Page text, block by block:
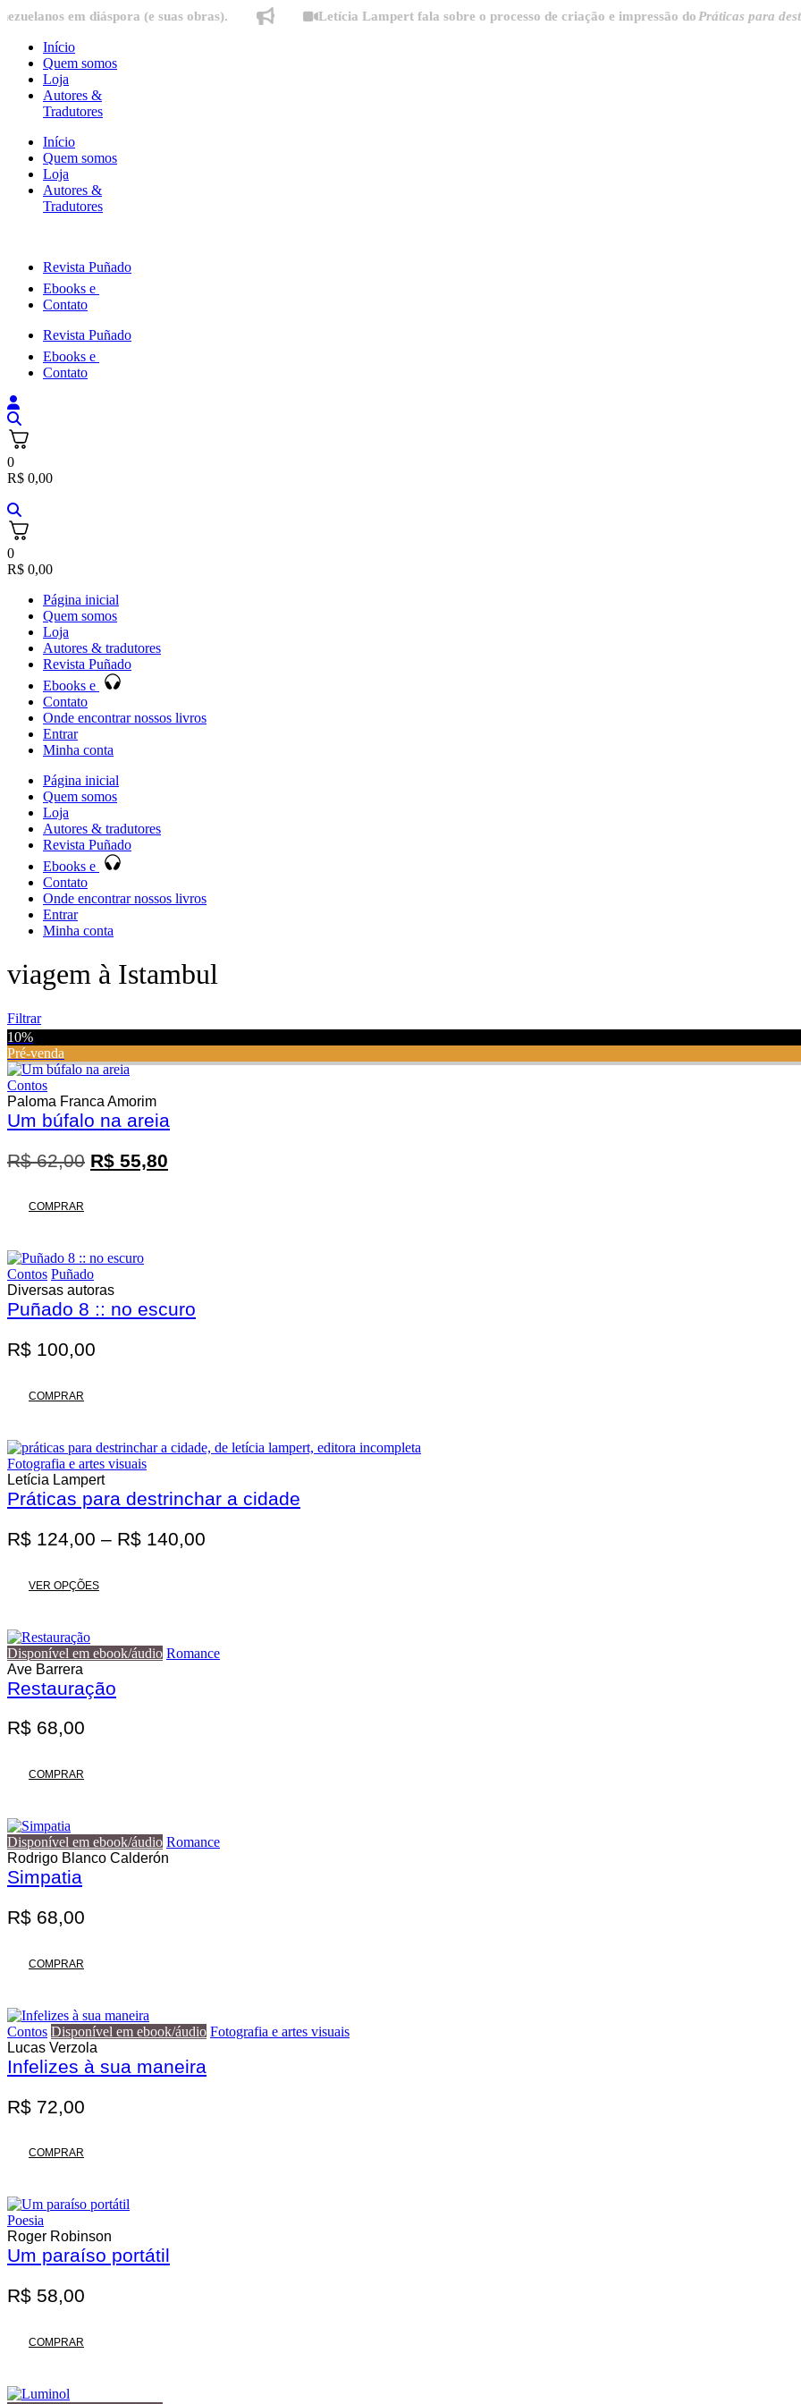
Ir
conteúdo
em diáspora (e suas obras). Letícia Lampert fala sobre o processo de criação e impressão doPráticas para destrinchar
Início
Quem somos
Loja
Autores &
Tradutores
Início
Quem somos
Loja
Autores &
Tradutores
Revista Puñado
Ebooks e
Contato
Revista Puñado
Ebooks e
Contato
0
R$ 0,00
0
R$ 0,00
Página inicial
Quem somos
Loja
Autores & tradutores
Revista Puñado
Ebooks e
Contato
Onde encontrar nossos livros
Entrar
Minha conta
Página inicial
Quem somos
Loja
Autores & tradutores
Revista Puñado
Ebooks e
Contato
Onde encontrar nossos livros
Entrar
Minha conta
viagem à Istambul
Filtrar
10%
Pré-venda
Contos
Paloma Franca Amorim
Um búfalo na areia
R$62,00 O
R$ 55,80
COMPRAR
Contos Puñado
Diversas autoras
Puñado 8 :: no escuro
R$ 100,00
COMPRAR
Fotografia e artes visuais
Letícia Lampert
Práticas para destrinchar a cidade
R$ 124,00 – R$ 140,00
VER OPÇÕES
As
Disponível em ebook/áudio Romance
Ave Barrera
Restauração
R$ 68,00
COMPRAR
Disponível em ebook/áudio Romance
Rodrigo Blanco Calderón
Simpatia
R$ 68,00
COMPRAR
Contos Disponível em ebook/áudio Fotografia e artes visuais
Lucas Verzola
Infelizes à sua maneira
R$ 72,00
COMPRAR
Poesia
Roger Robinson
Um paraíso portátil
R$ 58,00
COMPRAR